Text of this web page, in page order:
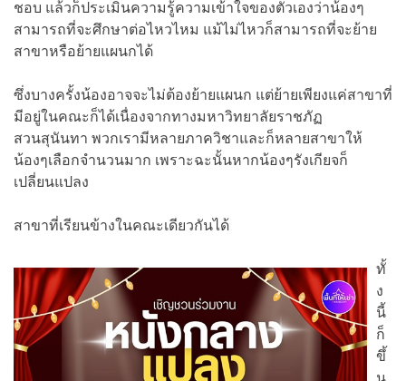
ชอบ แล้วก็ประเมินความรู้ความเข้าใจของตัวเองว่าน้องๆ
สามารถที่จะศึกษาต่อไหวไหม แม้ไม่ไหวก็สามารถที่จะย้าย
สาขาหรือย้ายแผนกได้
ซึ่งบางครั้งน้องอาจจะไม่ต้องย้ายแผนก แต่ย้ายเพียงแค่สาขาที่
มีอยู่ในคณะก็ได้เนื่องจากทางมหาวิทยาลัยราชภัฏ
สวนสุนันทา พวกเรามีหลายภาควิชาและก็หลายสาขาให้
น้องๆเลือกจำนวนมาก เพราะฉะนั้นหากน้องๆรังเกียจก็
เปลี่ยนแปลง
สาขาที่เรียนข้างในคณะเดียวกันได้
ทั้
ง
นี้
ก็
ขึ้
น